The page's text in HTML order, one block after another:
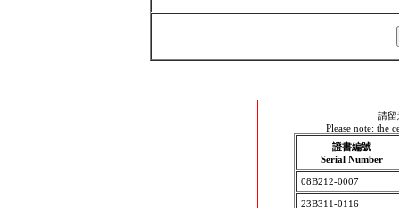
請留
Please note: the
證書編號
Serial Number
08B212-0007
23B311-0116